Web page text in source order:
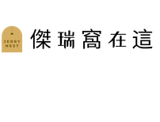
至
主